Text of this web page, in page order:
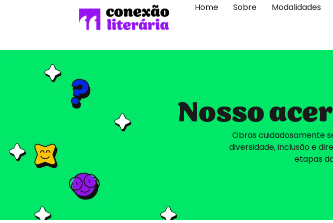
Home Sobre Modalidades
Nosso
Obras cuidadosamente
diversidade, inclusão e
etapas